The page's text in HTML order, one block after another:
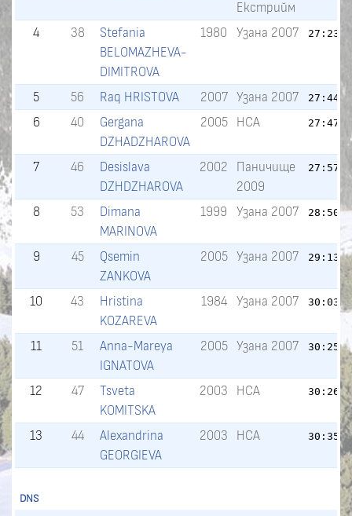
Екстрийм
4 38
Stefania
BELOMAZHEVA-
DIMITROVA
1980 Узана 2007 27:23.3
5 56 Raq HRISTOVA 2007 Узана 2007 27:44.5
6 40
Gergana
DZHADZHAROVA
2005 НСА 27:47.2
7 46
Desislava
DZHDZHAROVA
2002
Паничище
2009
27:57.4
8 53
Dimana
MARINOVA
1999 Узана 2007 28:50.8
9 45
Qsemin
ZANKOVA
2005 Узана 2007 29:13.7
10 43
Hristina
KOZAREVA
1984 Узана 2007 30:03.2
11 51
Anna-Mareya
IGNATOVA
2005 Узана 2007 30:25.1
12 47
Tsveta
KOMITSKA
2003 НСА 30:26.3
13 44
Alexandrina
GEORGIEVA
2003 НСА 30:35.8
DNS